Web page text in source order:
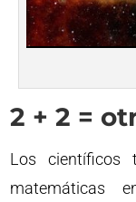
2 + 2 =
Los científicos
matemáticas